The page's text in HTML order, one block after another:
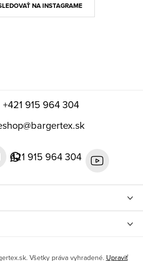
+421 915 964 304
@bargertex.sk
421 915 964 304
NA INSTAGRAME
. Všetky práva vyhradené. Upraviť